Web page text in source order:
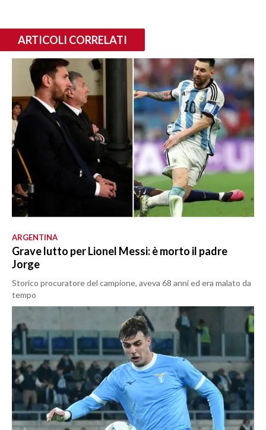
ARTICOLI CORRELATI
ARGENTINA
Grave lutto per Lionel Messi: è morto il padre
Jorge
Storico procuratore del campione, aveva 68 anni ed era malato da
tempo